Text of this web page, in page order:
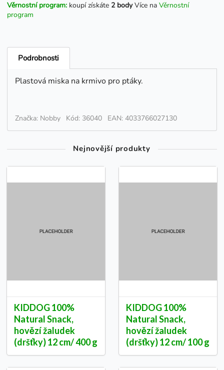
Věrnostní program: koupí získáte 2 bodyVíce na Věrnostní
program
Podrobnosti
Plastová miska na krmivo pro ptáky.
Značka: Nobby Kód: 36040 EAN: 4033766027130
Nejnovější produkty
KIDDOG 100%
Natural Snack,
hovězí žaludek
(dršťky) 12 cm/ 400 g
KIDDOG 100%
Natural Snack,
hovězí žaludek
(dršťky) 12 cm/ 100 g